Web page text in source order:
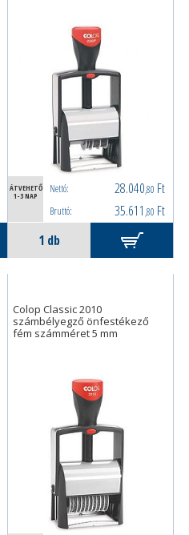
ÁTVEHETŐ
1-3 NAP
Nettó: 28.040,80 Ft
Bruttó: 35.611 ,80 Ft
Colop Classic 2010
számbélyegző önfestékező
fém számméret 5 mm